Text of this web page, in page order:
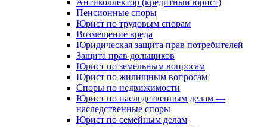
Антиколлектор (кредитный юрист)
Пенсионные споры
Юрист по трудовым спорам
Возмещение вреда
Юридическая защита прав потребителей
Защита прав дольщиков
Юрист по земельным вопросам
Юрист по жилищным вопросам
Споры по недвижимости
Юрист по наследственным делам —
наследственные споры
Юрист по семейным делам